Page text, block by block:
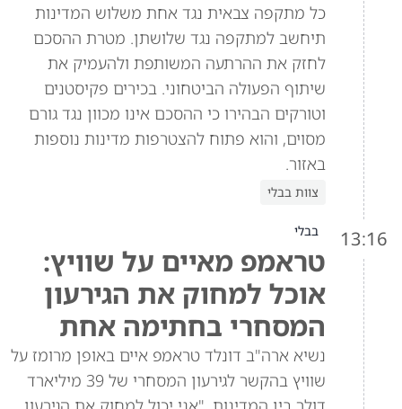
כל מתקפה צבאית נגד אחת משלוש המדינות
תיחשב למתקפה נגד שלושתן. מטרת ההסכם
לחזק את ההרתעה המשותפת ולהעמיק את
שיתוף הפעולה הביטחוני. בכירים פקיסטנים
וטורקים הבהירו כי ההסכם אינו מכוון נגד גורם
מסוים, והוא פתוח להצטרפות מדינות נוספות
באזור.
צוות בבלי
13:16 בבלי
טראמפ מאיים על שוויץ:
אוכל למחוק את הגירעון
המסחרי בחתימה אחת
נשיא ארה"ב דונלד טראמפ איים באופן מרומז על
שוויץ בהקשר לגירעון המסחרי של 39 מיליארד